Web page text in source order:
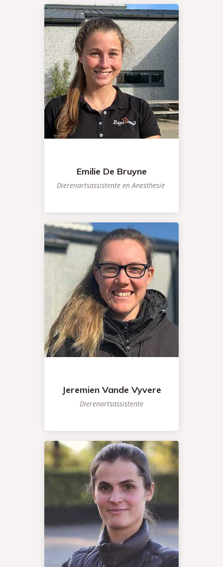
Emilie De Bruyne
Dierenartsassistente en Anesthesie
Jeremien Vande Vyvere
Dierenartsassistente